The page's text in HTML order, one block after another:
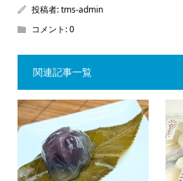
投稿者:tms-admin
コメント:0
関連記事一覧